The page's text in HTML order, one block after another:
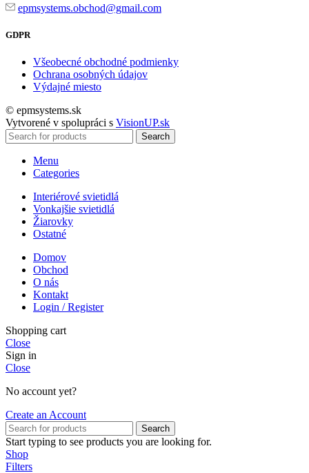
epmsystems.obchod@gmail.com
GDPR
Všeobecné obchodné podmienky
Ochrana osobných údajov
Výdajné miesto
© epmsystems.sk
Vytvorené v spolupráci s VisionUP.sk
Search
Menu
Categories
Interiérové svietidlá
Vonkajšie svietidlá
Žiarovky
Ostatné
Domov
Obchod
O nás
Kontakt
Login / Register
Shopping cart
Close
Sign in
Close
No account yet?
Create an Account
Search
Start typing to see products you are looking for.
Shop
Filters